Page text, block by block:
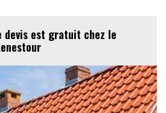
devis est gratuit chez le